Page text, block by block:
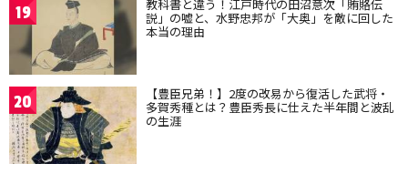
19 教科書と違う！江戸時代の田沼意次「賄賂伝
説」の嘘と、水野忠邦が「大奥」を敵に回した
本当の理由
20 【豊臣兄弟！】2度の改易から復活した武将・
多賀秀種とは？豊臣秀長に仕えた半年間と波乱
の生涯